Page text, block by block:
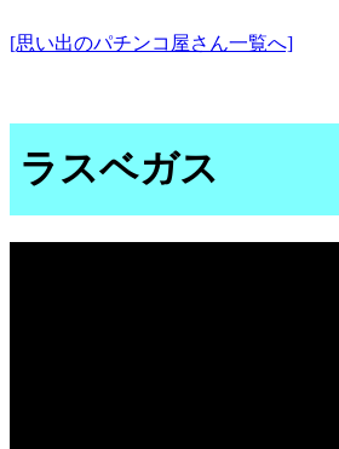
[思い出のパチンコ屋さん一覧へ]
ラスベガス